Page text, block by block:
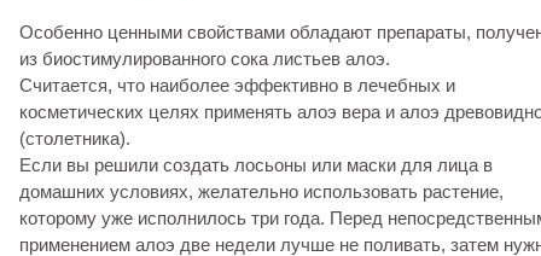
Особенно ценными свойствами обладают препараты,
из биостимулированного сока листьев алоэ.
Считается, что наиболее эффективно в лечебных и
косметических целях применять алоэ вера и алоэ
(столетника).
Если вы решили создать лосьоны или маски для лица в
домашних условиях, желательно использовать растение,
которому уже исполнилось три года. Перед
применением алоэ две недели лучше не поливать, затем